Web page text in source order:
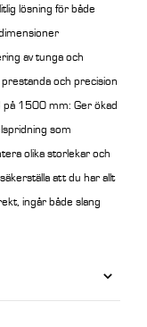
lösning för både
av tunga och
och precision
på 1500 mm: Ger ökad
som
olika storlekar och
att du har allt
ingår både slang